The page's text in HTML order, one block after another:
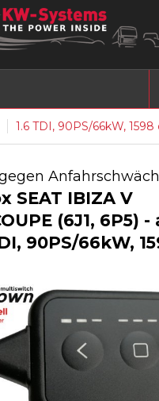
1.6 TDI, 90PS/66kW, 1598
SEAT IBIZA V
(6J1, 6P5)
90PS/66kW,